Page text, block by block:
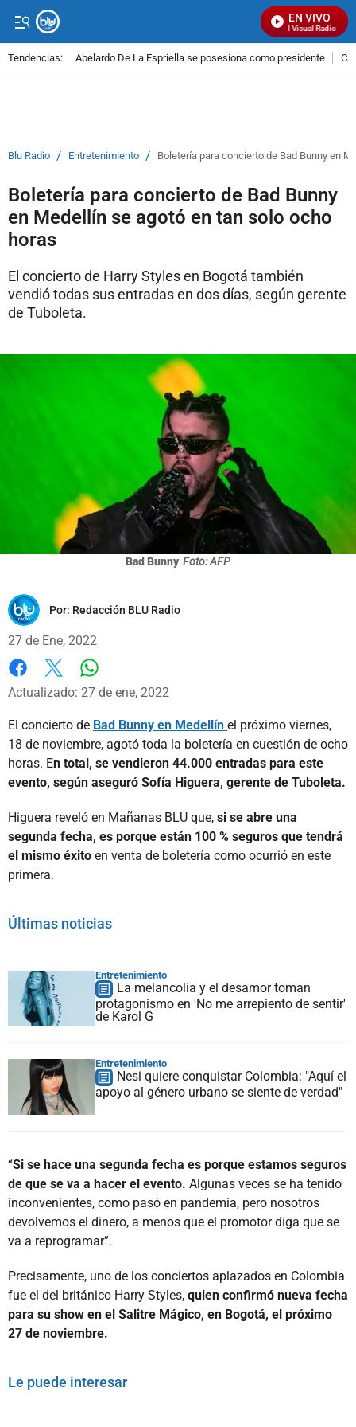
EN VIVO
Señal Visual Radio
Tendencias: Abelardo De La Espriella se posesiona como presidente
Blu Radio / Entretenimiento / Boletería para concierto de Bad Bunny en
Boletería para concierto de Bad Bunny
en Medellín se agotó en tan solo ocho
horas
El concierto de Harry Styles en Bogotá también
vendió todas sus entradas en dos días, según gerente
de Tuboleta.
Bad Bunny Foto: AFP
Por: Redacción BLU Radio
27 de Ene, 2022
Facebook
X
Actualizado: 27 de ene, 2022
El concierto de Bad Bunny en Medellín el próximo viernes,
18 de noviembre, agotó toda la boletería en cuestión de ocho
horas. En total, se vendieron 44.000 entradas para este
evento, según aseguró Sofía Higuera, gerente de Tuboleta.
Higuera reveló en Mañanas BLU que, si se abre una
segunda fecha, es porque están 100 % seguros que tendrá
el mismo éxito en venta de boletería como ocurrió en este
primera.
Últimas noticias
Entretenimiento
La melancolía y el desamor toman
protagonismo en 'No me arrepiento de sentir'
de Karol G
Entretenimiento
Nesi quiere conquistar Colombia: "Aquí el
apoyo al género urbano se siente de verdad"
“Si se hace una segunda fecha es porque estamos seguros
de que se va a hacer el evento. Algunas veces se ha tenido
inconvenientes, como pasó en pandemia, pero nosotros
devolvemos el dinero, a menos que el promotor diga que se
va a reprogramar”.
Precisamente, uno de los conciertos aplazados en Colombia
fue el del británico Harry Styles, quien confirmó nueva fecha
para su show en el Salitre Mágico, en Bogotá, el próximo
27 de noviembre.
Le puede interesar